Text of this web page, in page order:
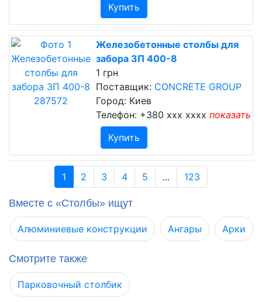
Купить
Железобетонные столбы для
забора ЗП 400-8
1 грн
Поставщик: CONCRETE GROUP
Город: Киев
Телефон: +380 xxx xxxx показать
Купить
1 2 3 4 5 ... 123
Вместе с «Столбы» ищут
Алюминиевые конструкции Ангары Арки
Смотрите также
Парковочный столбик